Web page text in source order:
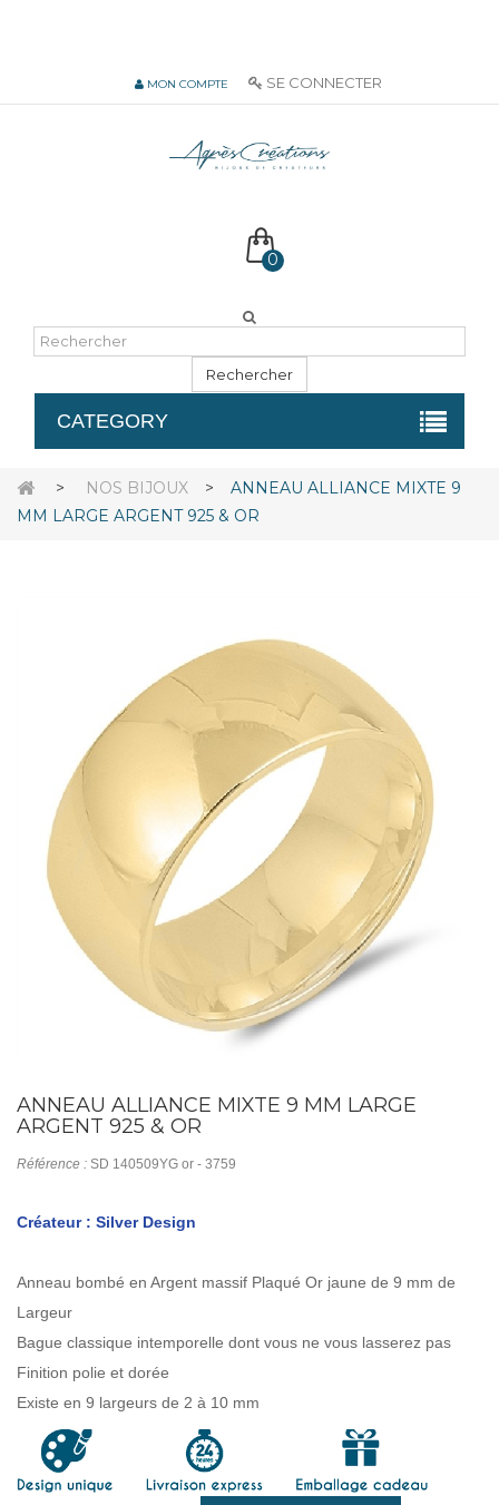
MON COMPTE SE CONNECTER
0
Rechercher
CATEGORY
> NOS BIJOUX >
ANNEAU ALLIANCE MIXTE 9
MM LARGE ARGENT 925 & OR
ANNEAU ALLIANCE MIXTE 9 MM LARGE
ARGENT 925 & OR
Référence : SD 140509YG or - 3759
Créateur : Silver Design
Anneau bombé en Argent massif Plaqué Or jaune de 9 mm de
Largeur
Bague classique intemporelle dont vous ne vous lasserez pas
Finition polie et dorée
Existe en 9 largeurs de 2 à 10 mm